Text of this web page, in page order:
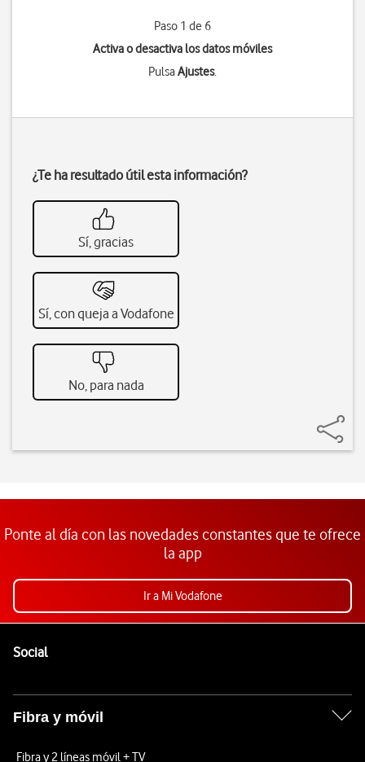
Paso 1 de 6
Activa o desactiva los datos móviles
PulsaAjustes.
¿Te ha resultado útil esta información?
Sí, gracias
Sí, con queja a Vodafone
No, para nada
Ponte al día con las novedades constantes que te ofrece
la app
Ir a Mi Vodafone
SocialEnlaces a las redes sociales de Vodafone
Fibra y móvil
Fibra y 2 líneas móvil + TV